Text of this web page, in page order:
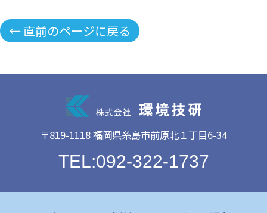
← 直前のページに戻る
〒819-1118 福岡県糸島市前原北１丁目6-34
TEL:092-322-1737